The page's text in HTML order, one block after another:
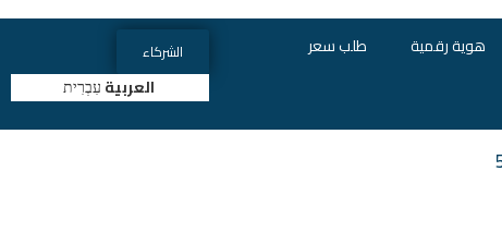
هوية رقمية طلب سعر الشركاء
العربيةעִבְרִית